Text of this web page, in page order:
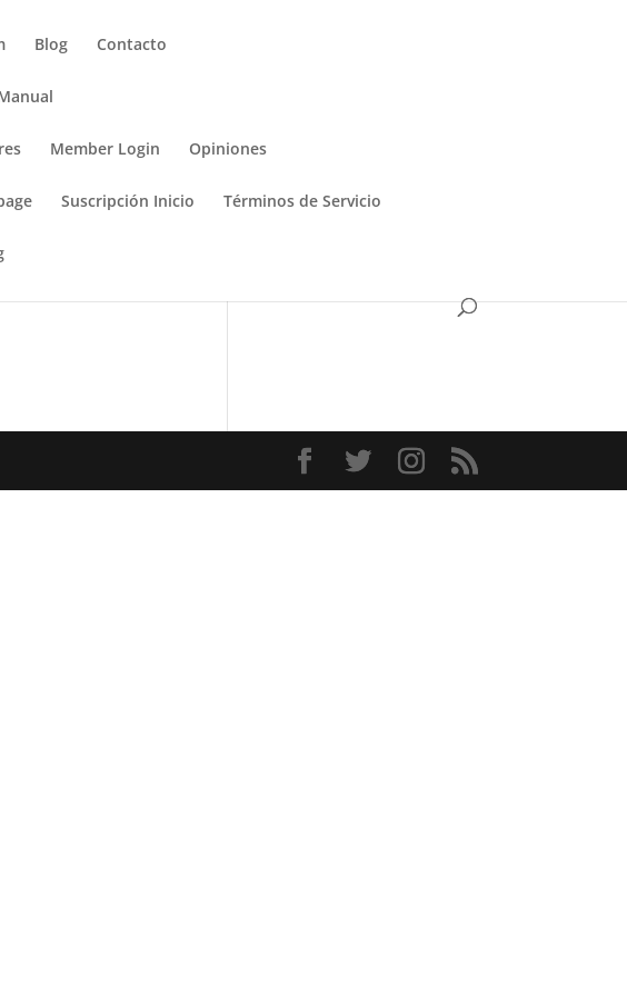
Blog Contacto
Member Login Opiniones
Suscripción Inicio Términos de Servicio